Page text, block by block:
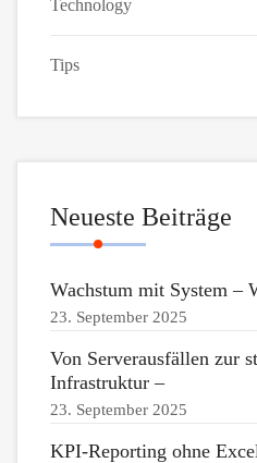
Technology
Tips
Neueste Beiträge
Wachstum mit System –
23. September 2025
Von Serverausfällen zur
Infrastruktur –
23. September 2025
KPI-Reporting ohne